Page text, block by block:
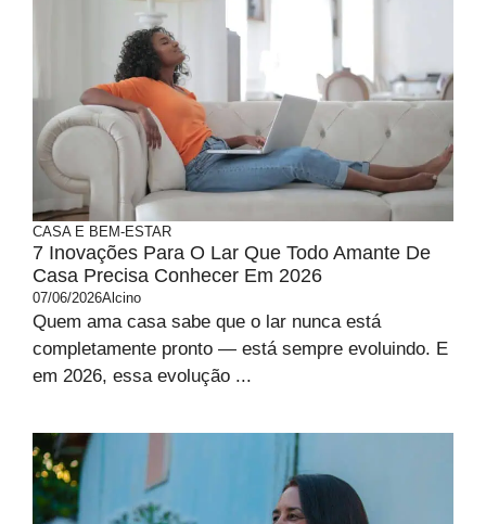
CASA E BEM-ESTAR
7 Inovações Para O Lar Que Todo Amante De
Casa Precisa Conhecer Em 2026
07/06/2026Alcino
Quem ama casa sabe que o lar nunca está
completamente pronto — está sempre evoluindo. E
em 2026, essa evolução ...